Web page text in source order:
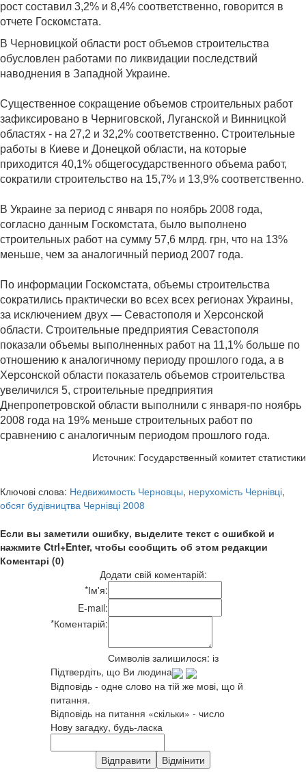
рост составил 3,2% и 8,4% соответственно, говорится в
отчете Госкомстата.
В Черновицкой области рост объемов строительства
обусловлен работами по ликвидации последствий
наводнения в Западной Украине.
Существенное сокращение объемов строительных работ
зафиксировано в Черниговской, Луганской и Винницкой
областях - на 27,2 и 32,2% соответственно. Строительные
работы в Киеве и Донецкой области, на которые
приходится 40,1% общегосударственного объема работ,
сократили строительство на 15,7% и 13,9% соответственно.
В Украине за период с января по ноябрь 2008 года,
согласно данным Госкомстата, было выполнено
строительных работ на сумму 57,6 млрд. грн, что на 13%
меньше, чем за аналогичный период 2007 года.
По информации Госкомстата, объемы строительства
сократились практически во всех всех регионах Украины,
за исключением двух — Севастополя и Херсонской
области. Строительные предприятия Севастополя
показали объемы выполненных работ на 11,1% больше по
отношению к аналогичному периоду прошлого года, а в
Херсонской области показатель объемов строительства
увеличился 5, строительные предприятия
Днепропетровской области выполнили с января-по ноябрь
2008 года на 19% меньше строительных работ по
сравнению с аналогичным периодом прошлого года.
Источник: Государственный комитет статистики
Ключові слова: Недвижимость Черновцы, нерухомість Чернівці,
обсяг будівництва Чернівці 2008
Если вы заметили ошибку, выделите текст с ошибкой и
нажмите Ctrl+Enter, чтобы сообщить об этом редакции
Коментарі (0)
Додати свій коментарій:
*Ім'я:
E-mail:
*Коментарій:
Символів залишилося: із
Підтвердіть, що Ви людина
Відповідь - одне слово на тій же мові, що й
питання.
Відповідь на питання «скільки» - число
Нову загадку, будь-ласка